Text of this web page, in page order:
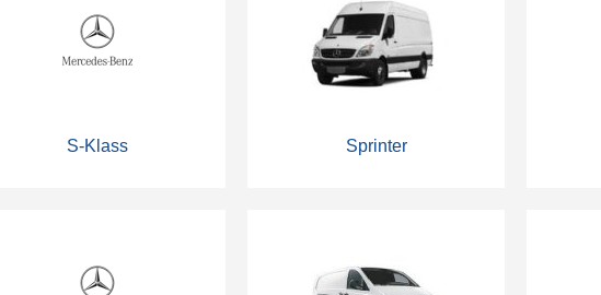
S-Klass Sprinter